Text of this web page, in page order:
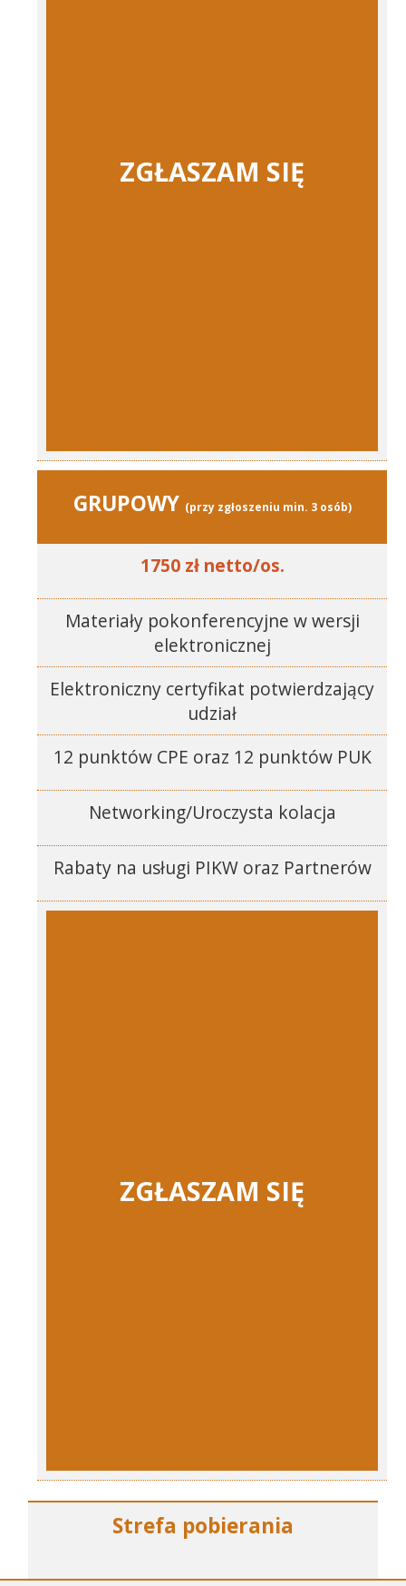
ZGŁASZAM SIĘ
GRUPOWY (przy zgłoszeniu min. 3 osób)
1750 zł netto/os.
Materiały pokonferencyjne w wersji
elektronicznej
Elektroniczny certyfikat potwierdzający
udział
12 punktów CPE oraz 12 punktów PUK
Networking/Uroczysta kolacja
Rabaty na usługi PIKW oraz Partnerów
ZGŁASZAM SIĘ
Strefa pobierania